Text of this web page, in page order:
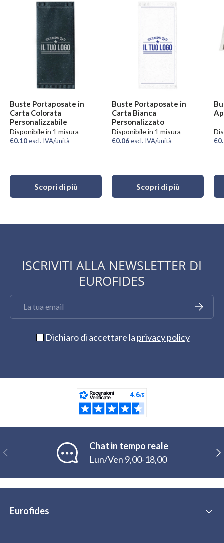
Buste Portaposate in
Carta Colorata
Personalizzabile
Disponibile in 1 misura
€0.10escl. IVA/unità
Scopri di più
Buste Portaposate in
Carta Bianca
Personalizzato
Disponibile in 1 misura
€0.06escl. IVA/unità
Scopri di più
ISCRIVITI ALLA NEWSLETTER DI
EUROFIDES
Iscriviti
Dichiaro di accettare la privacy policy
Indietro
Chat in tempo reale
Lun/Ven 9,00-18,00
Eurofides